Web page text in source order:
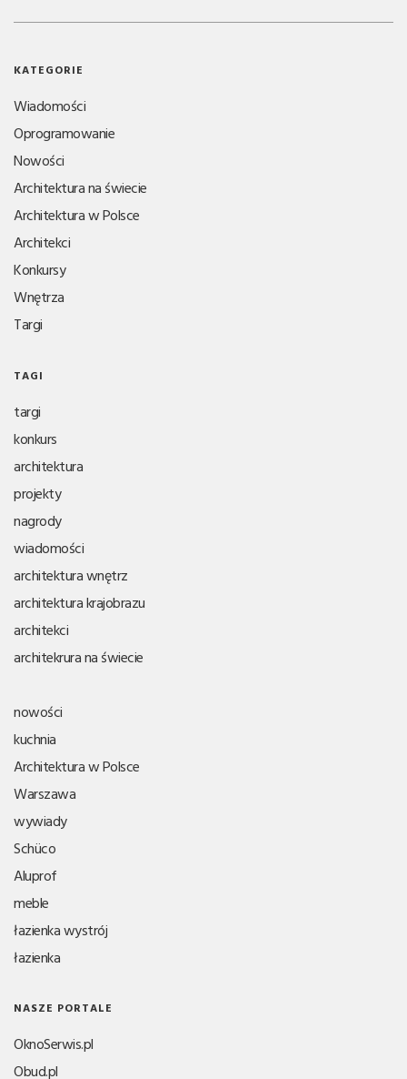
KATEGORIE
Wiadomości
Oprogramowanie
Nowości
Architektura na świecie
Architektura w Polsce
Architekci
Konkursy
Wnętrza
Targi
TAGI
targi
konkurs
architektura
projekty
nagrody
wiadomości
architektura wnętrz
architektura krajobrazu
architekci
architekrura na świecie
nowości
kuchnia
Architektura w Polsce
Warszawa
wywiady
Schüco
Aluprof
meble
łazienka wystrój
łazienka
NASZE PORTALE
OknoSerwis.pl
Obud.pl